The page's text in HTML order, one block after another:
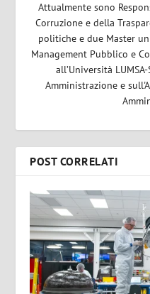
Attualmente sono
Corruzione e della
politiche e due Master
Management Pubblico e
all’Università
Amministrazione e
POST CORRELATI